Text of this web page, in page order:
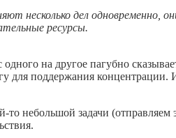
несколько дел одновременно,
ресурсы.
на другое пагубно
для поддержания
небольшой задачи